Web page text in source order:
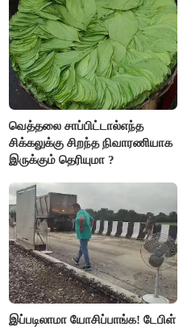
வெத்தலை சாப்பிட்டால்எந்த
சிக்கலுக்கு சிறந்த நிவாரணியாக
இருக்கும் தெரியுமா ?
இப்படிலாமா யோசிப்பாங்க! டேபிள்